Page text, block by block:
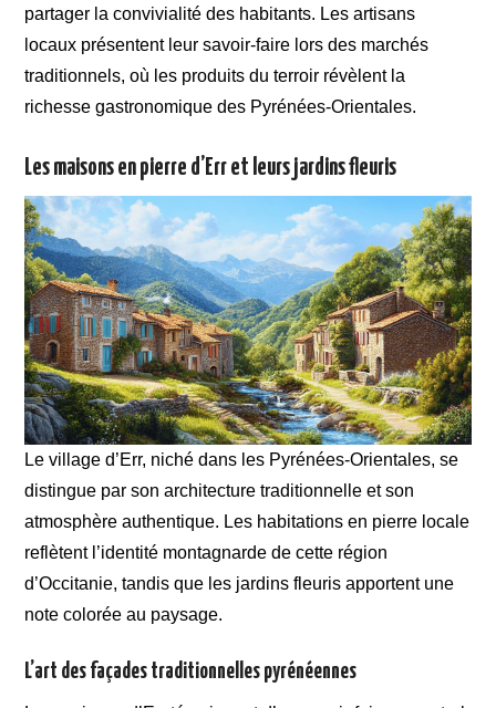
partager la convivialité des habitants. Les artisans
locaux présentent leur savoir-faire lors des marchés
traditionnels, où les produits du terroir révèlent la
richesse gastronomique des Pyrénées-Orientales.
Les maisons en pierre d’Err et leurs jardins fleuris
Le village d’Err, niché dans les Pyrénées-Orientales, se
distingue par son architecture traditionnelle et son
atmosphère authentique. Les habitations en pierre locale
reflètent l’identité montagnarde de cette région
d’Occitanie, tandis que les jardins fleuris apportent une
note colorée au paysage.
L’art des façades traditionnelles pyrénéennes